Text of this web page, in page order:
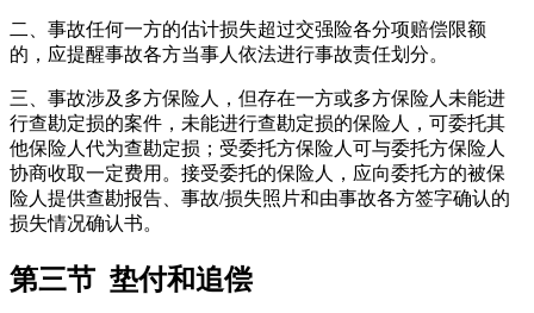
二、事故任何一方的估计损失超过交强险各分项赔偿限额
的，应提醒事故各方当事人依法进行事故责任划分。
三、事故涉及多方保险人，但存在一方或多方保险人未能进
行查勘定损的案件，未能进行查勘定损的保险人，可委托其
他保险人代为查勘定损；受委托方保险人可与委托方保险人
协商收取一定费用。接受委托的保险人，应向委托方的被保
险人提供查勘报告、事故/损失照片和由事故各方签字确认的
损失情况确认书。
第三节 垫付和追偿